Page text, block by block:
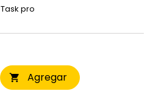
Task pro
 Agregar